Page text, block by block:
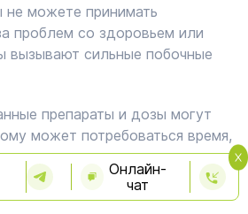
можете принимать
проблем со здоровьем или
вызывают сильные побочные
препараты и дозы могут
может потребоваться время,
подходит именно вам.
врачу о любых побочных
Онлайн-
чат